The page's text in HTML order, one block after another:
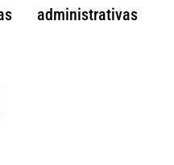
administrativas